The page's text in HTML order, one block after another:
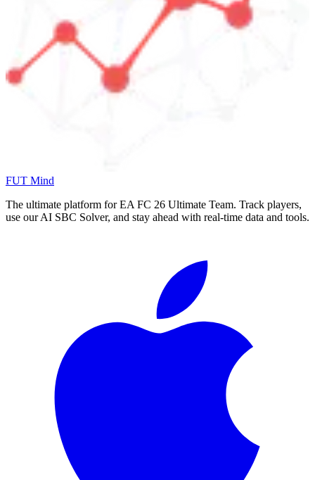
FUT Mind
The ultimate platform for EA FC 26 Ultimate Team. Track players,
use our AI SBC Solver, and stay ahead with real-time data and tools.